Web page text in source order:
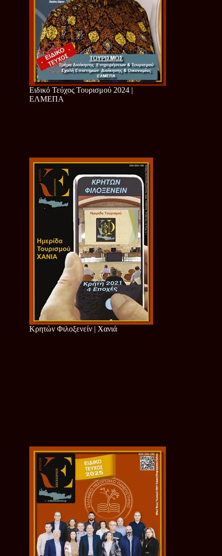
Ειδικό Τεύχος Τουρισμού 2024 |
ΕΛΜΕΠΑ
Κρητών Φιλοξενείν | Χανιά